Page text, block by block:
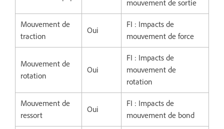
mouvement de sortie
Mouvement de
traction
Oui
FI : Impacts de
mouvement de force
Mouvement de
rotation
Oui
FI : Impacts de
mouvement de
rotation
Mouvement de
ressort
Oui
FI : Impacts de
mouvement de bond